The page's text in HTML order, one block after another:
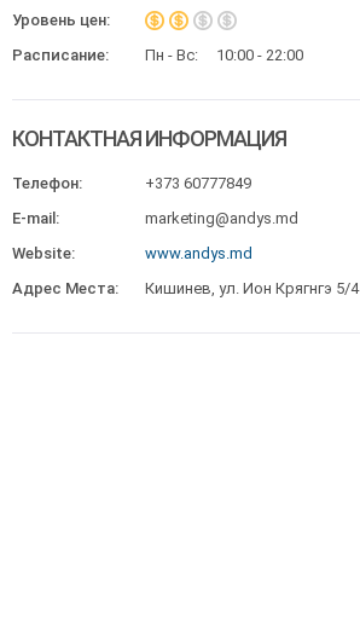
Уровень цен:
Расписание:
Пн - Вс: 10:00 - 22:00
КОНТАКТНАЯ ИНФОРМАЦИЯ
Телефон:
+373 60777849
E-mail:
marketing@andys.md
Website:
www.andys.md
Адрес Места:
Кишинев, ул. Ион Крягнгэ 5/4